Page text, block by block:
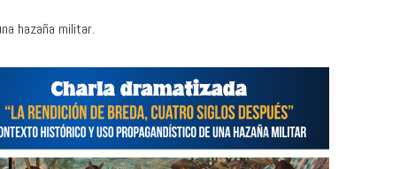
hazaña militar.